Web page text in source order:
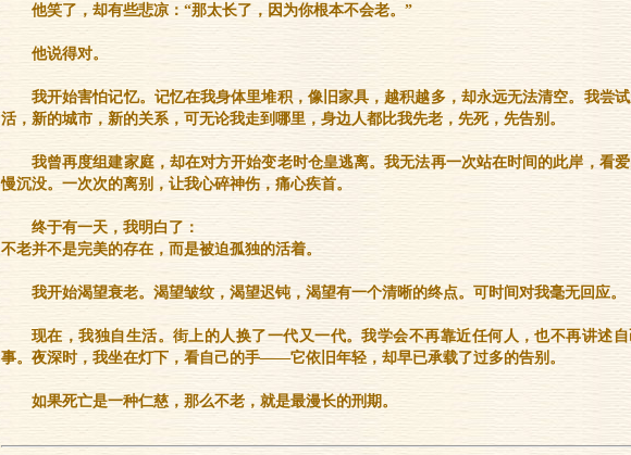
他笑了，却有些悲凉：“那太长了，因为你根本不会老。”
他说得对。
我开始害怕记忆。记忆在我身体里堆积，像旧家具，越积越多，却永远无法清空。我尝
活，新的城市，新的关系，可无论我走到哪里，身边人都比我先老，先死，先告别。
我曾再度组建家庭，却在对方开始变老时仓皇逃离。我无法再一次站在时间的此岸，看
慢沉没。一次次的离别，让我心碎神伤，痛心疾首。
终于有一天，我明白了：
不老并不是完美的存在，而是被迫孤独的活着。
我开始渴望衰老。渴望皱纹，渴望迟钝，渴望有一个清晰的终点。可时间对我毫无回应。
现在，我独自生活。街上的人换了一代又一代。我学会不再靠近任何人，也不再讲述
事。夜深时，我坐在灯下，看自己的手——它依旧年轻，却早已承载了过多的告别。
如果死亡是一种仁慈，那么不老，就是最漫长的刑期。